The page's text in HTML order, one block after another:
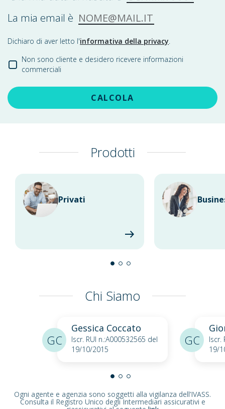
La mia email è NOME@MAIL.IT
Dichiaro di aver letto l'informativa della privacy.
Non sono cliente e desidero ricevere informazioni
commerciali
CALCOLA
Prodotti
Privati
Chi Siamo
Gessica Coccato
Iscr. RUI n.:A000532565 del
19/10/2015
GC
Iscr.
19/
GC
Ogni agente e agenzia sono soggetti alla vigilanza dell’IVASS.
Consulta il Registro Unico degli Intermediari assicurativi e